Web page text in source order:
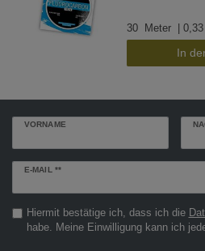
30 Meter |
In
VORNAME
E-MAIL **
Newsletter
Hiermit bestätige ich, dass ich die
habe. Meine Einwilligung kann ich